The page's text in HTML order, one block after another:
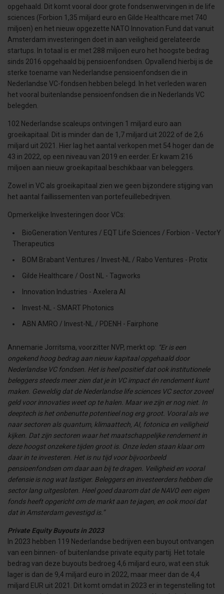
opgehaald. Dit komt vooral door grote fondsenwervingen in de life
sciences (Forbion 1,35 miljard euro en Gilde Healthcare met 740
miljoen) en het nieuw opgezette NATO Innovation Fund dat vanuit
Amsterdam investeringen doet in aan veiligheid gerelateerde
startups. In totaal is er met 288 miljoen euro het hoogste bedrag
sinds 2016 opgehaald bij pensioenfondsen. Opvallend hierbij is de
sterke toename van Nederlandse pensioenfondsen die in
Nederlandse VC-fondsen hebben belegd. In het verleden waren
het vooral buitenlandse pensioenfondsen die in Nederlands VC
belegden.
102 Nederlandse scaleups ontvingen 1 miljard euro aan
groeikapitaal. Dit is minder dan de 1,7 miljard uit 2022 of de 2,6
miljard uit 2021. Hier lag het aantal verkopen met 54 hoger dan de
43 in 2022, op een niveau van 2019 en eerder. Er kwam 216
miljoen aan nieuw groeikapitaal beschikbaar van beleggers.
Zowel in VC als groeikapitaal zien we geen bijzondere stijging van
het aantal faillissementen van portefeuillebedrijven.
Opmerkelijke Investeringen door VCs:
BioGeneration Ventures / EQT Life Sciences / Forbion - VectorY
Therapeutics
BOM Brabant Ventures / Invest-NL / Rabo Ventures - Protix
Gilde Healthcare / Oost NL - Tagworks
Innovation Industries - Axelera AI
Invest-NL - SMART Photonics
ABN AMRO / Invest-NL / PDENH - Fairphone
Annemarie Jorritsma, voorzitter NVP, merkt op: “Er is een
ongekend hoog bedrag aan nieuw kapitaal opgehaald door
Nederlandse VC fondsen. Het is heel positief dat ook institutionele
beleggers steeds meer zien dat je in VC impact én rendement kunt
maken. Geweldig dat de Nederlandse life sciences VC sector zoveel
geld voor innovaties weet op te halen. Maar we zijn er nog niet. In
deeptech is het onbenutte potentieel nog erg groot. Vooral als we
naar sectoren als quantum, klimaattech, AI, fotonica en veiligheid
kijken. Dat zijn sectoren waar het maatschappelijke rendement in
deze hoogst onzekere tijden groot is. Onze leden staan klaar om
daar in te investeren. Het is nu tijd voor bijvoorbeeld
pensioenfondsen om daar aan bij te dragen. Veiligheid en vooral
defensie is nog wat lastiger. Beleggers en investeerders hebben die
sector lang uitgesloten. Heel goed daarom dat de NAVO een eigen
fonds heeft opgericht om de markt aan te jagen, en ook mooi dat
dat in Amsterdam gevestigd is.”
Private Equity Buyouts in 2023
In 2023 hebben 119 Nederlandse bedrijven een buyout ontvangen
van een binnen- of buitenlandse private equity partij. Het totale
bedrag van deze buyouts bedroeg 4,6 miljard euro, wat een stuk
lager is dan de 9,4 miljard euro in 2022, maar meer dan de 4,4
miljard EUR uit 2021. Dit komt omdat in 2023 er in tegenstelling tot